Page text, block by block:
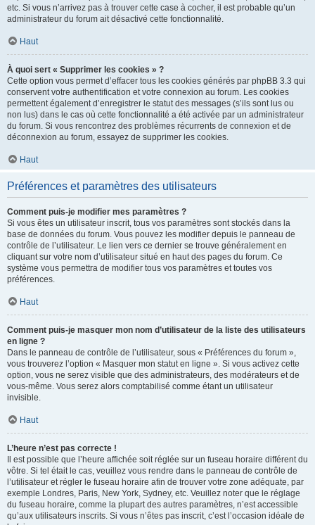
etc. Si vous n’arrivez pas à trouver cette case à cocher, il est probable qu’un
administrateur du forum ait désactivé cette fonctionnalité.
Haut
À quoi sert « Supprimer les cookies » ?
Cette option vous permet d’effacer tous les cookies générés par phpBB 3.3 qui
conservent votre authentification et votre connexion au forum. Les cookies
permettent également d’enregistrer le statut des messages (s’ils sont lus ou
non lus) dans le cas où cette fonctionnalité a été activée par un administrateur
du forum. Si vous rencontrez des problèmes récurrents de connexion et de
déconnexion au forum, essayez de supprimer les cookies.
Haut
Préférences et paramètres des utilisateurs
Comment puis-je modifier mes paramètres ?
Si vous êtes un utilisateur inscrit, tous vos paramètres sont stockés dans la
base de données du forum. Vous pouvez les modifier depuis le panneau de
contrôle de l’utilisateur. Le lien vers ce dernier se trouve généralement en
cliquant sur votre nom d’utilisateur situé en haut des pages du forum. Ce
système vous permettra de modifier tous vos paramètres et toutes vos
préférences.
Haut
Comment puis-je masquer mon nom d’utilisateur de la liste des utilisateurs
en ligne ?
Dans le panneau de contrôle de l’utilisateur, sous « Préférences du forum »,
vous trouverez l’option « Masquer mon statut en ligne ». Si vous activez cette
option, vous ne serez visible que des administrateurs, des modérateurs et de
vous-même. Vous serez alors comptabilisé comme étant un utilisateur
invisible.
Haut
L’heure n’est pas correcte !
Il est possible que l’heure affichée soit réglée sur un fuseau horaire différent du
vôtre. Si tel était le cas, veuillez vous rendre dans le panneau de contrôle de
l’utilisateur et régler le fuseau horaire afin de trouver votre zone adéquate, par
exemple Londres, Paris, New York, Sydney, etc. Veuillez noter que le réglage
du fuseau horaire, comme la plupart des autres paramètres, n’est accessible
qu’aux utilisateurs inscrits. Si vous n’êtes pas inscrit, c’est l’occasion idéale de